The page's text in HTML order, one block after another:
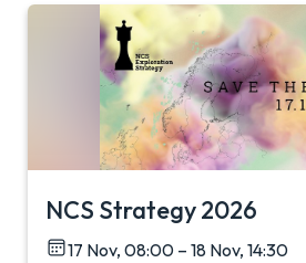
NCS Strategy 2026
17 Nov, 08:00 – 18 Nov, 14:30